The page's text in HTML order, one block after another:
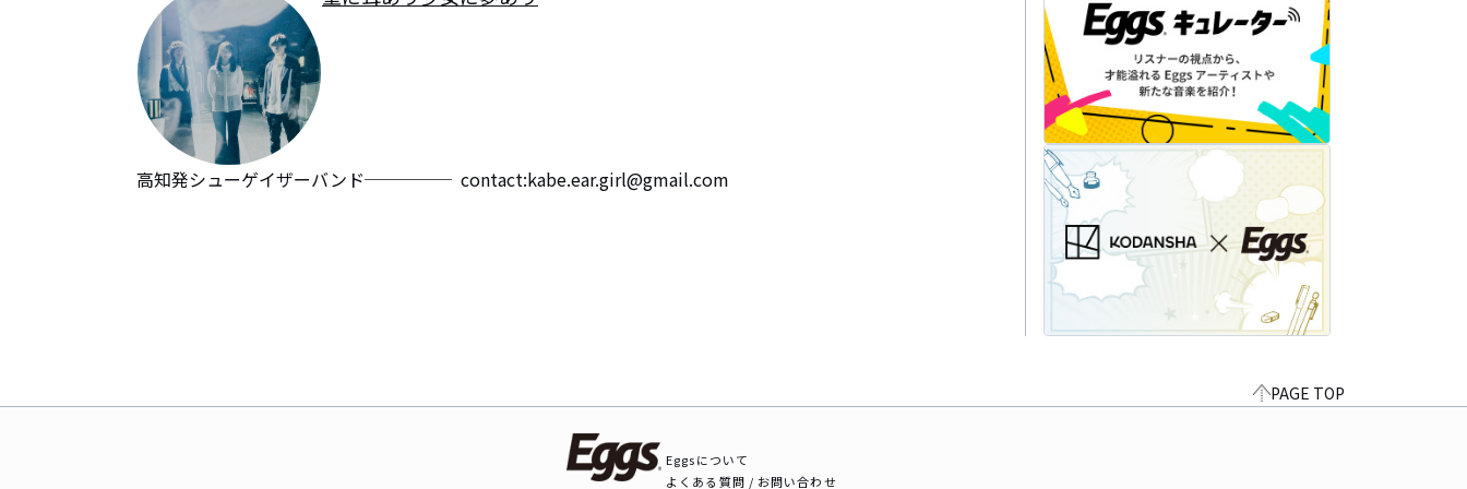
高知発シューゲイザーバンド─────  contact:kabe.ear.girl@gmail.com
PAGE TOP
Eggsについて
よくある質問 / お問い合わせ